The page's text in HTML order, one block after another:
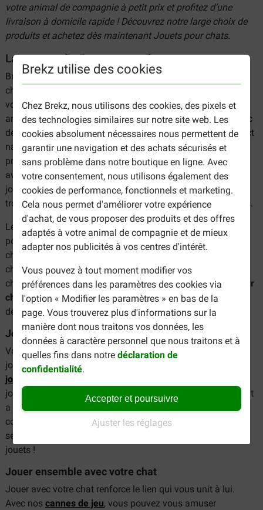
Brekz utilise des cookies
Chez Brekz, nous utilisons des cookies, des pixels et
des technologies similaires sur notre site web. Les
cookies absolument nécessaires nous permettent de
garantir une navigation et des achats sécurisés et
sans problème dans notre boutique en ligne. Avec
votre consentement, nous utilisons également des
cookies de performance, fonctionnels et marketing.
Cela nous permet d'améliorer votre expérience
d'achat, de vous proposer des produits et des offres
adaptés à votre animal de compagnie et de mieux
adapter nos publicités à vos centres d'intérêt.
Vous pouvez à tout moment modifier vos
préférences dans les paramètres des cookies via
l'option « Modifier les paramètres » en bas de la
page. Vous trouverez plus d'informations sur la
manière dont nous traitons vos données, les
données à caractère personnel que nous traitons et à
quelles fins dans notredéclaration de
confidentialité.
Accepter et poursuivre
Ajuster les réglages
votre animal de compagnie à petit prix et profitez d’une
livraison à domicile rapide ! Découvrez notre large choix de
produits et achetez dès maintenant Jouets pour chats.
La gamme des jouets pour chats
Brekz propose une large gamme de jouets amusants pour
chats qui répondent exactement aux besoins naturels de
votre chat. Nos jouets pour chatscomprennent des jeux
amusants avec des balles, des souris et des clochettes avec
des plumes.Nos ballessont une réponse parfaite à l'instinct
naturel de chasse de votre chat. Et pour les chats qui
préfèrent lesjouets en peluche, nous avons des variétés
avec des bruits et de l'herbe à chat. Il existe également des
jouets qui aident à nettoyer les dents de votre chat. Vous
trouverez ces jouets avec la marquePetstages, entre autres.
Les chats jouent non seulement pour se divertir, mais aussi
pour apprendre des choses. Il est certain que les jeunes
chats apprennent à améliorer leur instinct naturel de
chasseur et leur motricité par le jeu. Vous accueillez un
chaton chez vous ? Prévoyez alors de nombreuxjouets pour
chatons, afin que votre chaton ait toutes les chances de se
développer correctement.
Jouets pour chats avec herbe à chat
Votre chat a besoin d'une motivation supplémentaire pour
jouer ? Jetez alors un coup d'œil à nos différents types de
jouets à herbe à chat
jouets pour chats sont enrichis d'herbe à chat. L'herbe à chat
a un effet stimulant sur les chats et augmente
considérablement l'attrait du jouet. Même les chats qui ne
semblent pas du tout enjoués ne peuvent pas résister à ces
jouets !
Jouer ensemble avec votre chat
Jouer avec votre chat renforce le lien qui vous unit à lui.
Avec nos cannes de jeu, vous pouvez vous amuser